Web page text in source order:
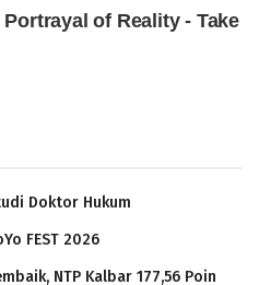
Doktor Hukum
FEST 2026
NTP Kalbar 177,56 Poin